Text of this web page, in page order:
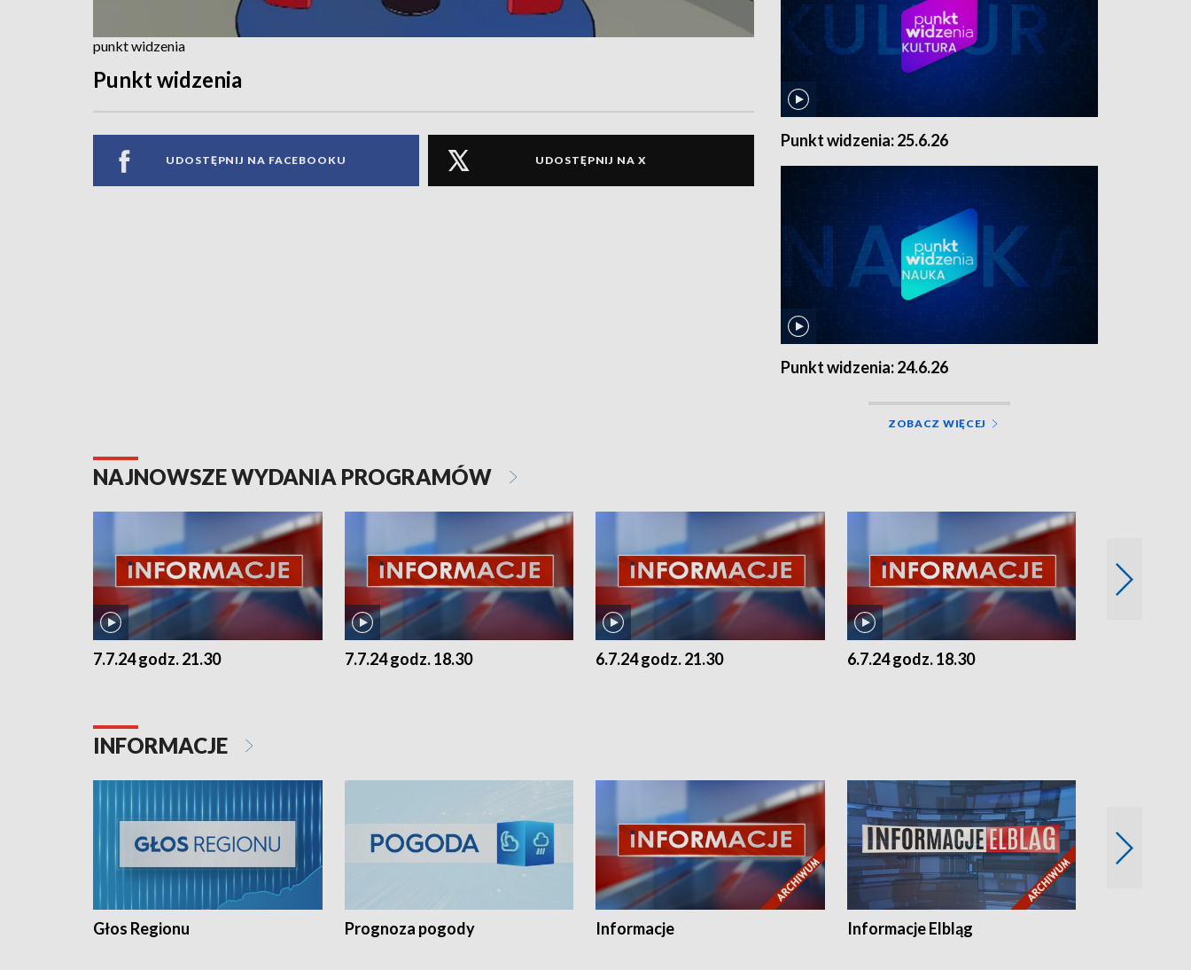
punkt widzenia
Punkt widzenia
UDOSTĘPNIJ NA FACEBOOKU UDOSTĘPNIJ NA X
Punkt widzenia: 25.6.26
Punkt widzenia: 24.6.26
ZOBACZ WIĘCEJ
NAJNOWSZE WYDANIA PROGRAMÓW
7.7.24 godz. 21.30 7.7.24 godz. 18.30 6.7.24 godz. 21.30 6.7.24 godz. 18.30
INFORMACJE
Głos Regionu Prognoza pogody Informacje Informacje Elbląg